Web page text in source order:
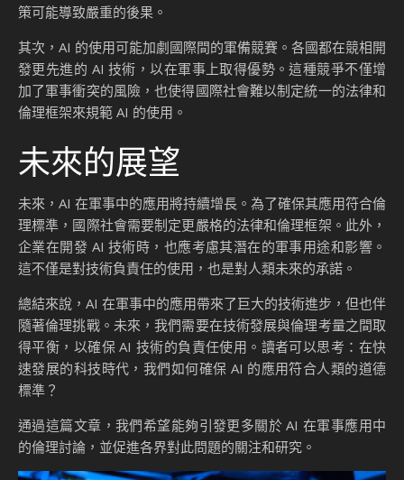
策可能導致嚴重的後果。
其次，AI 的使用可能加劇國際間的軍備競賽。各國都在競相開
發更先進的 AI 技術，以在軍事上取得優勢。這種競爭不僅增
加了軍事衝突的風險，也使得國際社會難以制定統一的法律和
倫理框架來規範 AI 的使用。
未來的展望
未來，AI 在軍事中的應用將持續增長。為了確保其應用符合倫
理標準，國際社會需要制定更嚴格的法律和倫理框架。此外，
企業在開發 AI 技術時，也應考慮其潛在的軍事用途和影響。
這不僅是對技術負責任的使用，也是對人類未來的承諾。
總結來說，AI 在軍事中的應用帶來了巨大的技術進步，但也伴
隨著倫理挑戰。未來，我們需要在技術發展與倫理考量之間取
得平衡，以確保 AI 技術的負責任使用。讀者可以思考：在快
速發展的科技時代，我們如何確保 AI 的應用符合人類的道德
標準？
通過這篇文章，我們希望能夠引發更多關於 AI 在軍事應用中
的倫理討論，並促進各界對此問題的關注和研究。